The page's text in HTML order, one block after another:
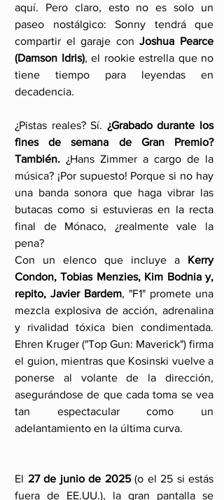
aquí. Pero claro, esto no es solo un
paseo nostálgico: Sonny tendrá que
compartir el garaje con Joshua Pearce
(Damson Idris), el rookie estrella que no
tiene tiempo para leyendas en
decadencia.
¿Pistas reales? Sí. ¿Grabado durante los
fines de semana de Gran Premio?
También. ¿Hans Zimmer a cargo de la
música? ¡Por supuesto! Porque si no hay
una banda sonora que haga vibrar las
butacas como si estuvieras en la recta
final de Mónaco, ¿realmente vale la
pena?
Con un elenco que incluye a Kerry
Condon, Tobias Menzies, Kim Bodnia y,
repito, Javier Bardem, "F1" promete una
mezcla explosiva de acción, adrenalina
y rivalidad tóxica bien condimentada.
Ehren Kruger ("Top Gun: Maverick") firma
el guion, mientras que Kosinski vuelve a
ponerse al volante de la dirección,
asegurándose de que cada toma se vea
tan espectacular como un
adelantamiento en la última curva.
El 27 de junio de 2025 (o el 25 si estás
fuera de EE.UU.), la gran pantalla se